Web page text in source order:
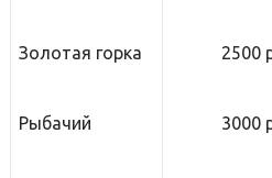
Золотая горка 2500
Рыбачий 3000